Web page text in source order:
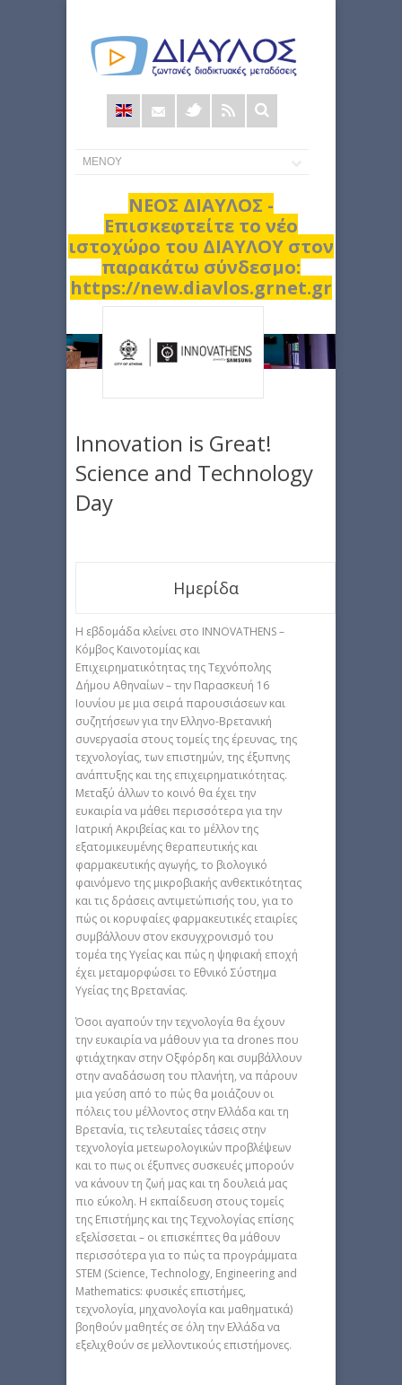
Φόρμα
αναζήτησης
ΝΕΟΣ ΔΙΑΥΛΟΣ -
Επισκεφτείτε το νέο
ιστοχώρο του ΔΙΑΥΛΟΥ στον
παρακάτω σύνδεσμο:
https://new.diavlos.grnet.gr
Innovation is Great!
Science and Technology
Day
Ημερίδα
Η εβδομάδα κλείνει στο INNOVATHENS –
Κόμβος Καινοτομίας και
Eπιχειρηματικότητας της Τεχνόπολης
Δήμου Αθηναίων – την Παρασκευή 16
Ιουνίου με μια σειρά παρουσιάσεων και
συζητήσεων για την Ελληνο-Βρετανική
συνεργασία στους τομείς της έρευνας, της
τεχνολογίας, των επιστημών, της έξυπνης
ανάπτυξης και της επιχειρηματικότητας.
Μεταξύ άλλων το κοινό θα έχει την
ευκαιρία να μάθει περισσότερα για την
Ιατρική Ακριβείας και το μέλλον της
εξατομικευμένης θεραπευτικής και
φαρμακευτικής αγωγής, το βιολογικό
φαινόμενο της μικροβιακής ανθεκτικότητας
και τις δράσεις αντιμετώπισής του, για το
πώς οι κορυφαίες φαρμακευτικές εταιρίες
συμβάλλουν στον εκσυγχρονισμό του
τομέα της Υγείας και πώς η ψηφιακή εποχή
έχει μεταμορφώσει το Εθνικό Σύστημα
Υγείας της Βρετανίας.
Όσοι αγαπούν την τεχνολογία θα έχουν
την ευκαιρία να μάθουν για τα drones που
φτιάχτηκαν στην Οξφόρδη και συμβάλλουν
στην αναδάσωση του πλανήτη, να πάρουν
μια γεύση από το πώς θα μοιάζουν οι
πόλεις του μέλλοντος στην Ελλάδα και τη
Βρετανία, τις τελευταίες τάσεις στην
τεχνολογία μετεωρολογικών προβλέψεων
και το πως οι έξυπνες συσκευές μπορούν
να κάνουν τη ζωή μας και τη δουλειά μας
πιο εύκολη. Η εκπαίδευση στους τομείς
της Επιστήμης και της Τεχνολογίας επίσης
εξελίσσεται – οι επισκέπτες θα μάθουν
περισσότερα για το πώς τα προγράμματα
STEM (Science, Technology, Engineering and
Mathematics: φυσικές επιστήμες,
τεχνολογία, μηχανολογία και μαθηματικά)
βοηθούν μαθητές σε όλη την Ελλάδα να
εξελιχθούν σε μελλοντικούς επιστήμονες.